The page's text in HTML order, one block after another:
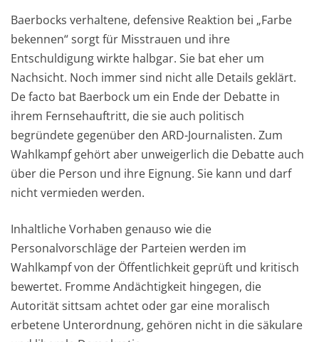
Baerbocks verhaltene, defensive Reaktion bei „Farbe
bekennen“ sorgt für Misstrauen und ihre
Entschuldigung wirkte halbgar. Sie bat eher um
Nachsicht. Noch immer sind nicht alle Details geklärt.
De facto bat Baerbock um ein Ende der Debatte in
ihrem Fernsehauftritt, die sie auch politisch
begründete gegenüber den ARD-Journalisten. Zum
Wahlkampf gehört aber unweigerlich die Debatte auch
über die Person und ihre Eignung. Sie kann und darf
nicht vermieden werden.
Inhaltliche Vorhaben genauso wie die
Personalvorschläge der Parteien werden im
Wahlkampf von der Öffentlichkeit geprüft und kritisch
bewertet. Fromme Andächtigkeit hingegen, die
Autorität sittsam achtet oder gar eine moralisch
erbetene Unterordnung, gehören nicht in die säkulare